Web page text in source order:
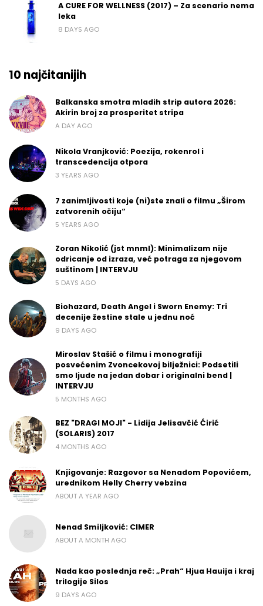
A CURE FOR WELLNESS (2017) – Za scenario nema
leka
8 DAYS AGO
10 najčitanijih
Balkanska smotra mladih strip autora 2026:
Akirin broj za prosperitet stripa
A DAY AGO
Nikola Vranjković: Poezija, rokenrol i
transcedencija otpora
3 YEARS AGO
7 zanimljivosti koje (ni)ste znali o filmu „Širom
zatvorenih očiju“
5 YEARS AGO
Zoran Nikolić (jst mnml): Minimalizam nije
odricanje od izraza, već potraga za njegovom
suštinom | INTERVJU
5 DAYS AGO
Biohazard, Death Angel i Sworn Enemy: Tri
decenije žestine stale u jednu noć
9 DAYS AGO
Miroslav Stašić o filmu i monografiji
posvećenim Zvoncekovoj bilježnici: Podsetili
smo ljude na jedan dobar i originalni bend |
INTERVJU
5 MONTHS AGO
BEZ "DRAGI MOJI" - Lidija Jelisavčić Ćirić
(SOLARIS) 2017
4 MONTHS AGO
Knjigovanje: Razgovor sa Nenadom Popovićem,
urednikom Helly Cherry vebzina
ABOUT A YEAR AGO
Nenad Smiljković: CIMER
ABOUT A MONTH AGO
Nada kao poslednja reč: „Prah“ Hjua Hauija i kraj
trilogije Silos
9 DAYS AGO